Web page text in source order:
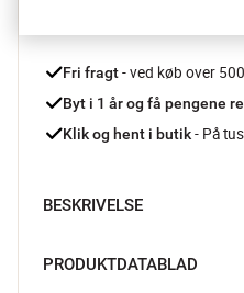
Fri fragt - ved køb over
Byt i 1 år og få pengene
Klik og hent i butik - På
BESKRIVELSE
med Gaefs CM8000
PRODUKTDATABLAD